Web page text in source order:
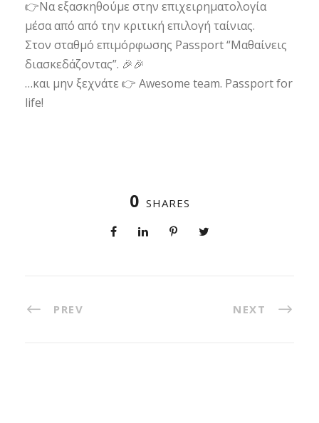
👉Να εξασκηθούμε στην επιχειρηματολογία
μέσα από από την κριτική επιλογή ταίνιας.
Στον σταθμό επιμόρφωσης Passport “Μαθαίνεις
διασκεδάζοντας”. 🎉🎉
…και μην ξεχνάτε 👉 Awesome team. Passport for
life!
0 SHARES
PREV NEXT